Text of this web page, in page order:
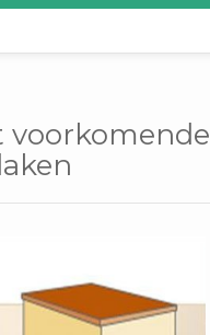
voorkomende